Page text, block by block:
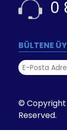
0
BÜLTENE
© Copyright
Reserved.